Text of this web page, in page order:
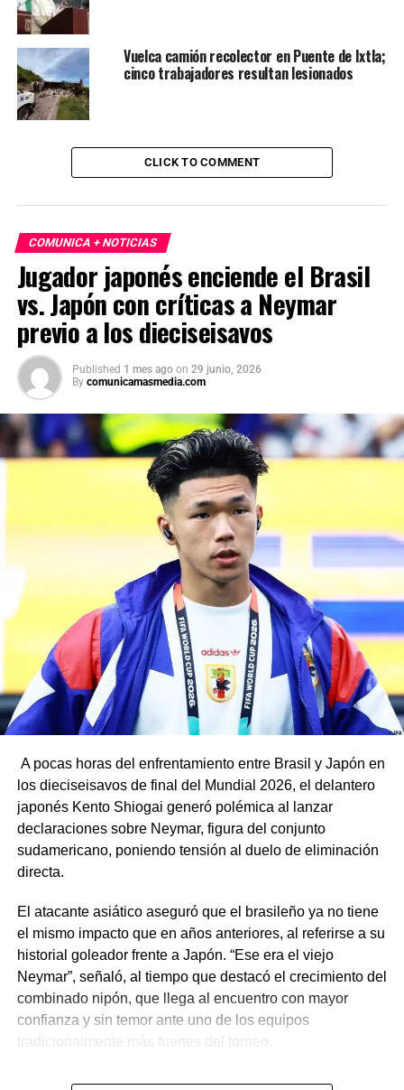
Vuelca camión recolector en Puente de Ixtla;
cinco trabajadores resultan lesionados
CLICK TO COMMENT
COMUNICA + NOTICIAS
Jugador japonés enciende el Brasil
vs. Japón con críticas a Neymar
previo a los dieciseisavos
Published 1 mes ago on 29 junio, 2026
By comunicamasmedia.com
A pocas horas del enfrentamiento entre Brasil y Japón en
los dieciseisavos de final del Mundial 2026, el delantero
japonés Kento Shiogai generó polémica al lanzar
declaraciones sobre Neymar, figura del conjunto
sudamericano, poniendo tensión al duelo de eliminación
directa.
El atacante asiático aseguró que el brasileño ya no tiene
el mismo impacto que en años anteriores, al referirse a su
historial goleador frente a Japón. “Ese era el viejo
Neymar”, señaló, al tiempo que destacó el crecimiento del
combinado nipón, que llega al encuentro con mayor
confianza y sin temor ante uno de los equipos
tradicionalmente más fuertes del torneo.
Shiogai también cuestionó el papel actual de Brasil como